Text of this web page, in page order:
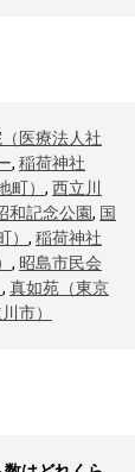
医療法人社
, 稲荷神社
町） , 西立川
和記念公園, 国
, 稲荷神社
, 昭島市民会
, 真如苑（東京
市）